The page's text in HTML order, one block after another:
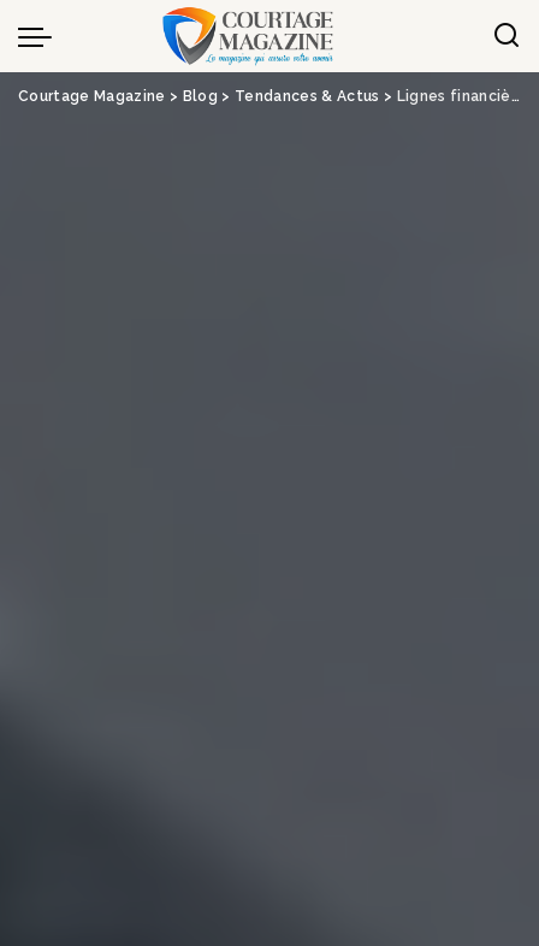
Panneau de gestion des cookies
Courtage Magazine > Blog > Tendances & Actus > Lignes financières, les entreprises gagnent en maturité